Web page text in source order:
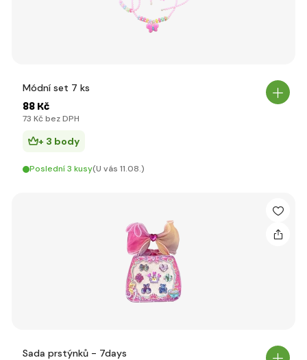
Módní set 7 ks
88 Kč
73 Kč bez DPH
+ 3 body
Poslední 3 kusy(U vás 11.08.)
Sada prstýnků - 7days